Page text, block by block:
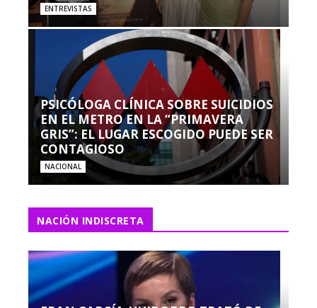
ENTREVISTAS
PSICÓLOGA CLÍNICA SOBRE SUICIDIOS
EN EL METRO EN LA “PRIMAVERA
GRIS”: EL LUGAR ESCOGIDO PUEDE SER
CONTAGIOSO
NACIONAL
NACIÓN INDISCRETA